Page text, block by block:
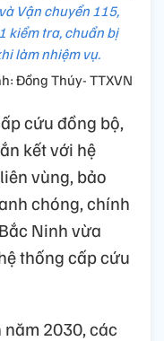
Vận chuyển 115,
kiểm tra, chuẩn bị
làm nhiệm vụ.
Đồng Thúy- TTXVN
cứu đồng bộ,
kết với hệ
vùng, bảo
chóng, chính
Ninh vừa
thống cấp cứu
2030, các